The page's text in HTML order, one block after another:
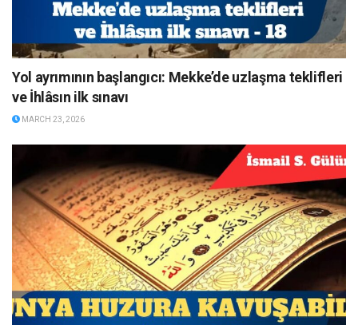
Yol ayrımının başlangıcı: Mekke’de uzlaşma teklifleri
ve İhlâsın ilk sınavı
MARCH 23, 2026